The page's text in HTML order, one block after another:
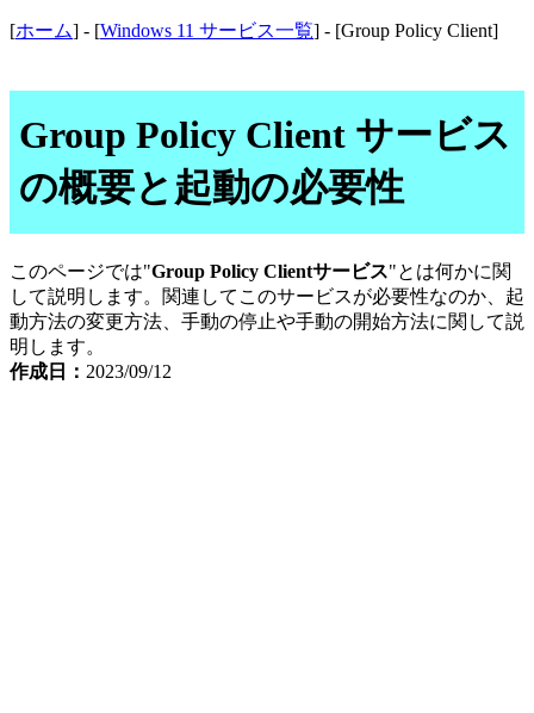
[ホーム] - [Windows 11 サービス一覧] - [Group Policy Client]
Group Policy Client サービス
の概要と起動の必要性
このページでは"Group Policy Clientサービス"とは何かに関
して説明します。関連してこのサービスが必要性なのか、起
動方法の変更方法、手動の停止や手動の開始方法に関して説
明します。
作成日： 2023/09/12